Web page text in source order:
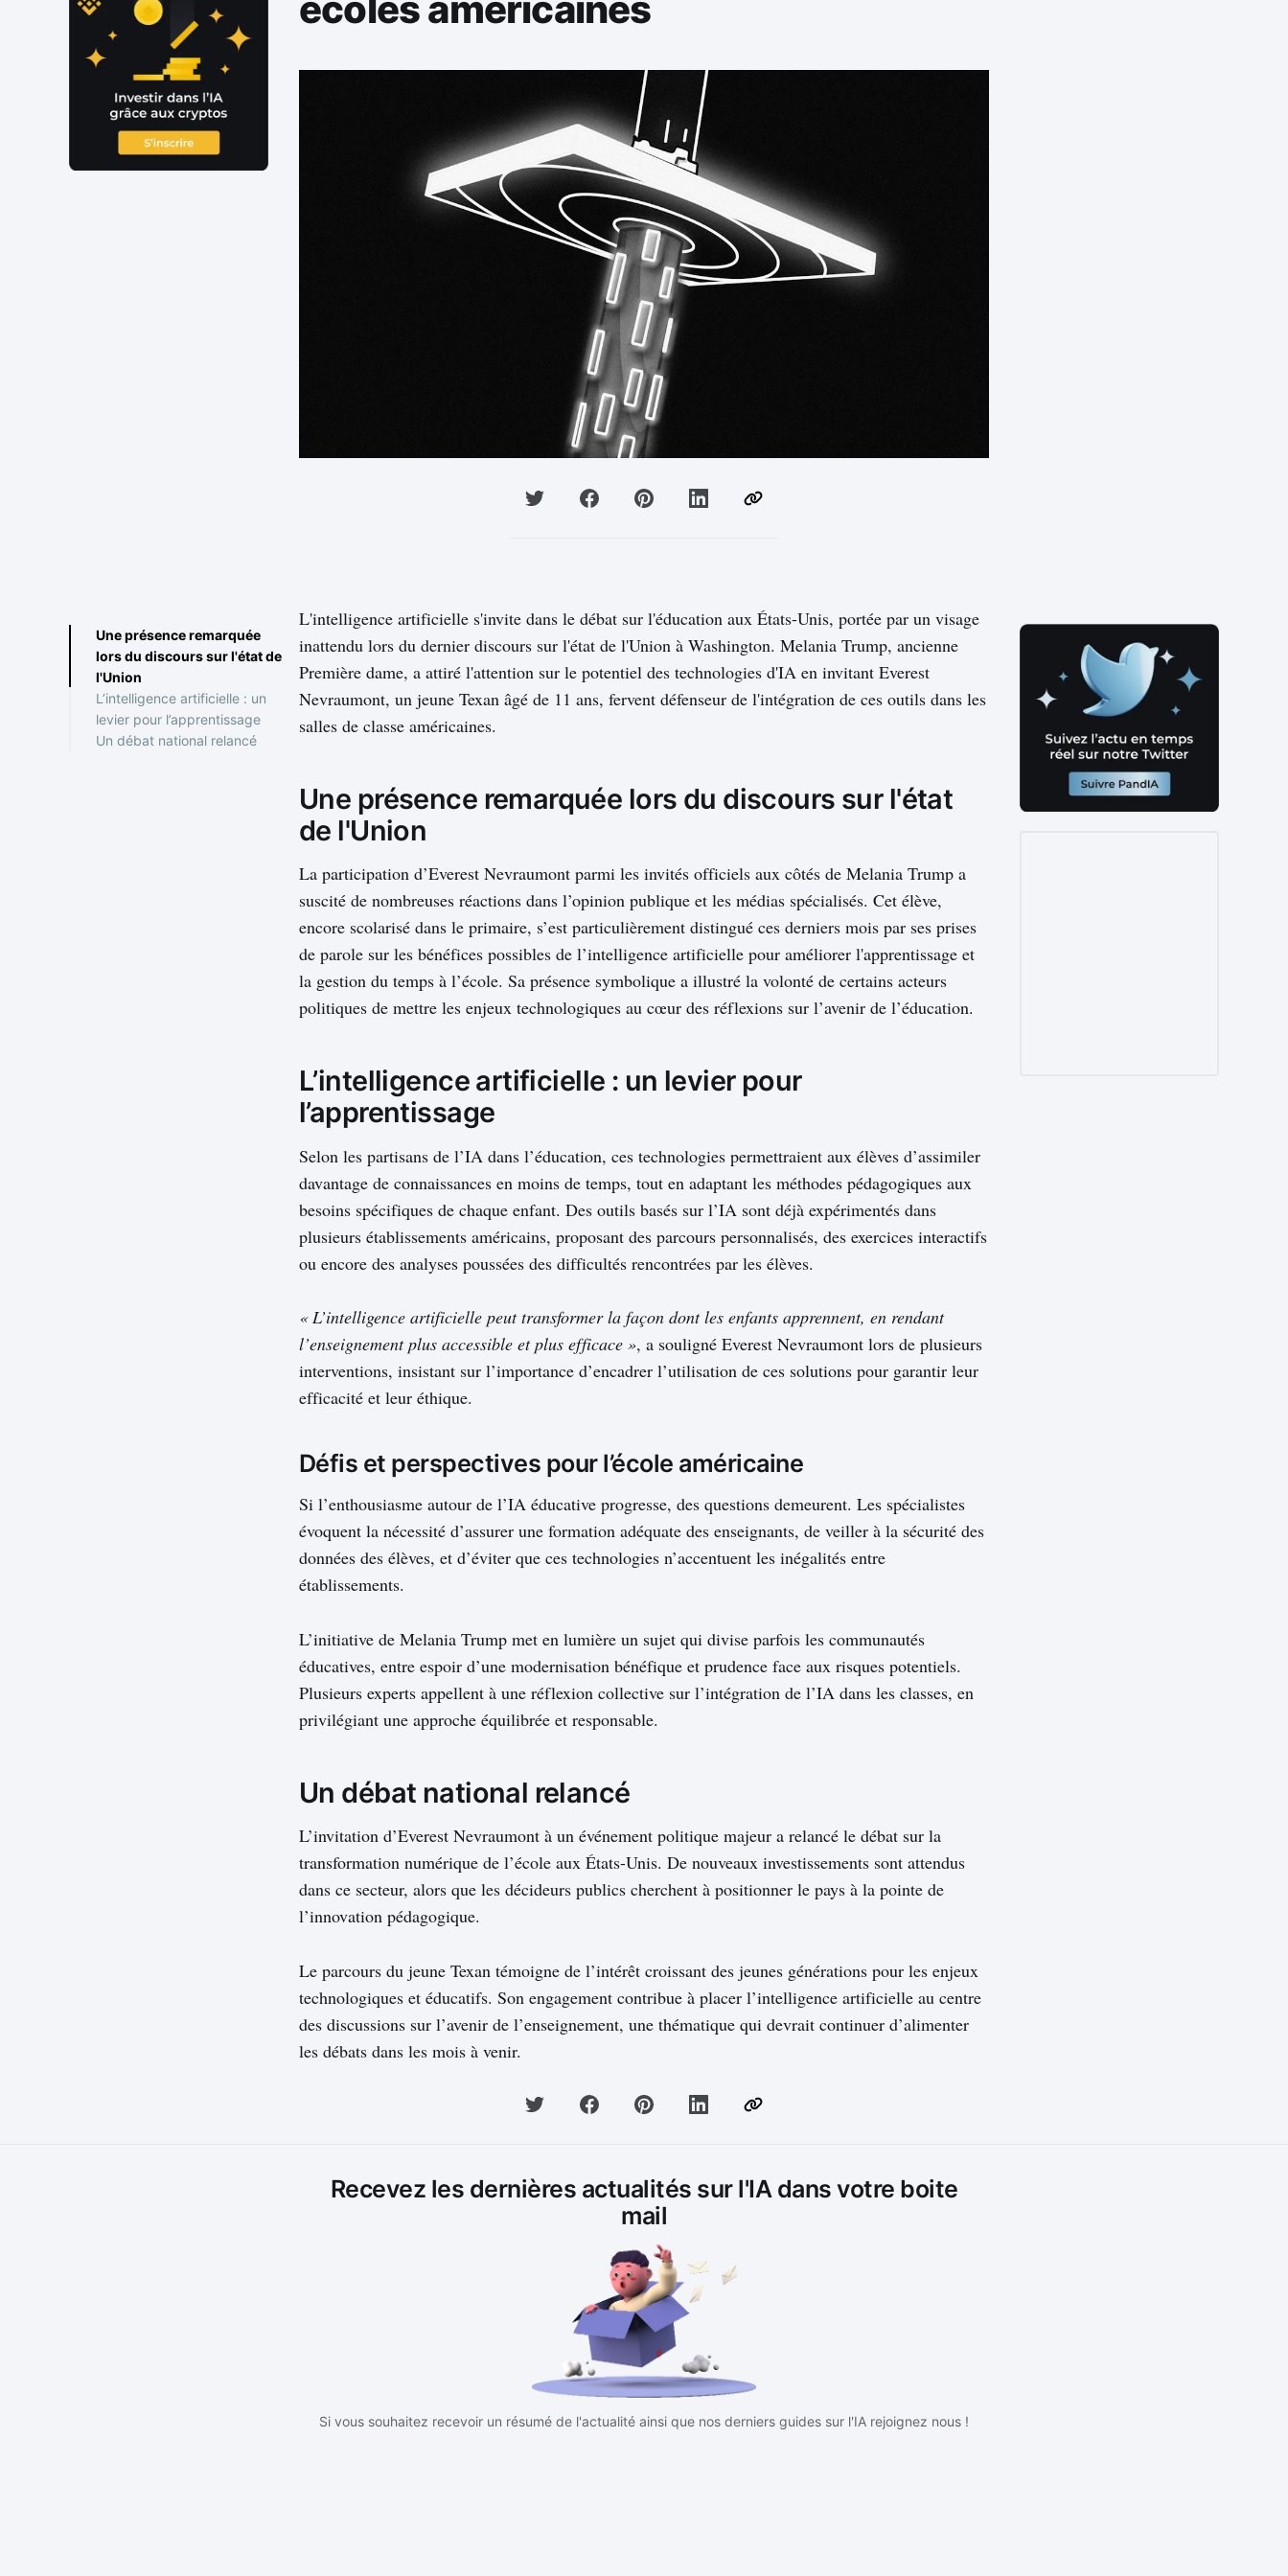
Une présence remarquée
lors du discours sur l'état de
l'Union
L’intelligence artificielle : un
levier pour l’apprentissage
Défis et perspectives
Un débat national relancé
L'intelligence artificielle s'invite dans le débat sur l'éducation aux États-Unis, portée par un visage
inattendu lors du dernier discours sur l'état de l'Union à Washington. Melania Trump, ancienne
Première dame, a attiré l'attention sur le potentiel des technologies d'IA en invitant Everest
Nevraumont, un jeune Texan âgé de 11 ans, fervent défenseur de l'intégration de ces outils dans les
salles de classe américaines.
Une présence remarquée lors du discours sur l'état
de l'Union
La participation d’Everest Nevraumont parmi les invités officiels aux côtés de Melania Trump a
suscité de nombreuses réactions dans l’opinion publique et les médias spécialisés. Cet élève,
encore scolarisé dans le primaire, s’est particulièrement distingué ces derniers mois par ses prises
de parole sur les bénéfices possibles de l’intelligence artificielle pour améliorer l'apprentissage et
la gestion du temps à l’école. Sa présence symbolique a illustré la volonté de certains acteurs
politiques de mettre les enjeux technologiques au cœur des réflexions sur l’avenir de l’éducation.
L’intelligence artificielle : un levier pour
l’apprentissage
Selon les partisans de l’IA dans l’éducation, ces technologies permettraient aux élèves d’assimiler
davantage de connaissances en moins de temps, tout en adaptant les méthodes pédagogiques aux
besoins spécifiques de chaque enfant. Des outils basés sur l’IA sont déjà expérimentés dans
plusieurs établissements américains, proposant des parcours personnalisés, des exercices interactifs
ou encore des analyses poussées des difficultés rencontrées par les élèves.
« L’intelligence artificielle peut transformer la façon dont les enfants apprennent, en rendant
l’enseignement plus accessible et plus efficace », a souligné Everest Nevraumont lors de plusieurs
interventions, insistant sur l’importance d’encadrer l’utilisation de ces solutions pour garantir leur
efficacité et leur éthique.
Défis et perspectives pour l’école américaine
Si l’enthousiasme autour de l’IA éducative progresse, des questions demeurent. Les spécialistes
évoquent la nécessité d’assurer une formation adéquate des enseignants, de veiller à la sécurité des
données des élèves, et d’éviter que ces technologies n’accentuent les inégalités entre
établissements.
L’initiative de Melania Trump met en lumière un sujet qui divise parfois les communautés
éducatives, entre espoir d’une modernisation bénéfique et prudence face aux risques potentiels.
Plusieurs experts appellent à une réflexion collective sur l’intégration de l’IA dans les classes, en
privilégiant une approche équilibrée et responsable.
Un débat national relancé
L’invitation d’Everest Nevraumont à un événement politique majeur a relancé le débat sur la
transformation numérique de l’école aux États-Unis. De nouveaux investissements sont attendus
dans ce secteur, alors que les décideurs publics cherchent à positionner le pays à la pointe de
l’innovation pédagogique.
Le parcours du jeune Texan témoigne de l’intérêt croissant des jeunes générations pour les enjeux
technologiques et éducatifs. Son engagement contribue à placer l’intelligence artificielle au centre
des discussions sur l’avenir de l’enseignement, une thématique qui devrait continuer d’alimenter
les débats dans les mois à venir.
Recevez les dernières actualités sur l'IA dans votre boite
mail
Si vous souhaitez recevoir un résumé de l'actualité ainsi que nos derniers guides sur l'IA rejoignez nous !